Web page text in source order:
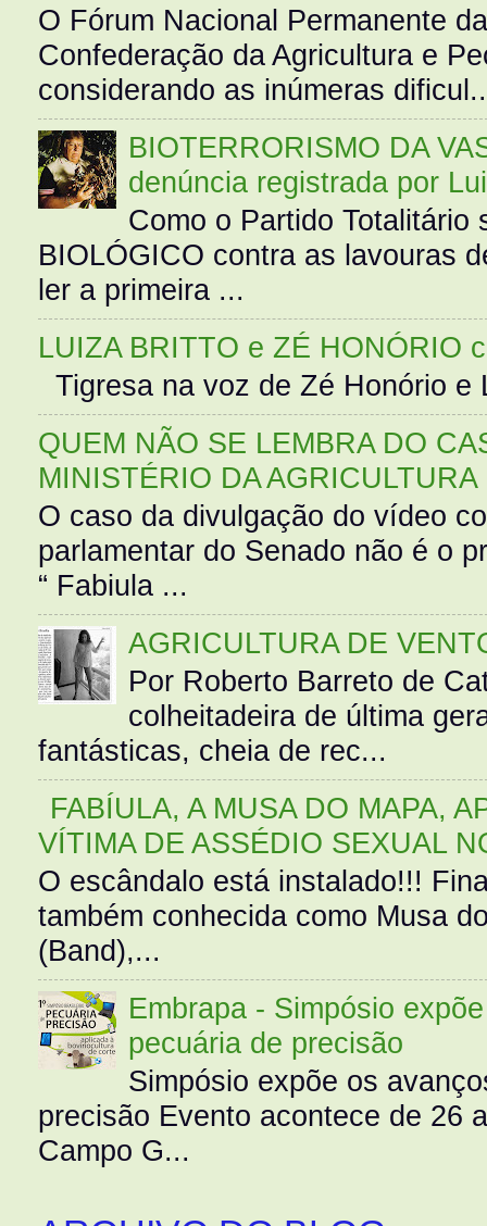
O Fórum Nacional Permanente
Confederação da Agricultura e
considerando as inúmeras
BIOTERRORISMO DA
denúncia registrada por
Como o Partido Totalitário
BIOLÓGICO contra as lavouras
ler a primeira ...
LUIZA BRITTO e ZÉ HONÓRIO
Tigresa na voz de Zé Honório
QUEM NÃO SE LEMBRA DO
MINISTÉRIO DA AGRICULTURA
O caso da divulgação do vídeo
parlamentar do Senado não é o
“ Fabiula ...
AGRICULTURA DE
Por Roberto Barreto de
colheitadeira de última
fantásticas, cheia de rec...
FABÍULA, A MUSA DO MAPA,
VÍTIMA DE ASSÉDIO SEXUAL
O escândalo está instalado!!!
também conhecida como Musa
(Band),...
Embrapa - Simpósio
pecuária de precisão
Simpósio expõe os
precisão Evento acontece de 26
Campo G...